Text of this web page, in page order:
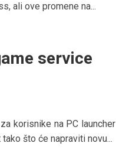
ali ove promene na...
service
korisnike na PC launcher
što će napraviti novu...